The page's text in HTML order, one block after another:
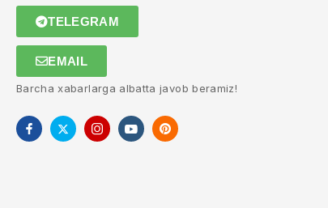
TELEGRAM
EMAIL
Barcha xabarlarga albatta javob beramiz!